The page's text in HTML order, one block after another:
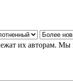
их авторам. Мы